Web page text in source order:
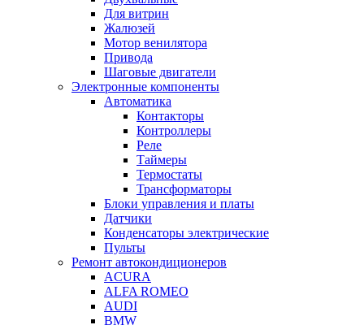
Для витрин
Жалюзей
Мотор венилятора
Привода
Шаговые двигатели
Электронные компоненты
Автоматика
Контакторы
Контроллеры
Реле
Таймеры
Термостаты
Трансформаторы
Блоки управления и платы
Датчики
Конденсаторы электрические
Пульты
Ремонт автокондиционеров
ACURA
ALFA ROMEO
AUDI
BMW